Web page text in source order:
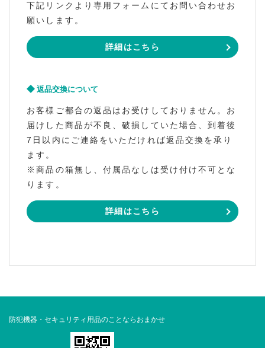
下記リンクより専用フォームにてお問い合わせお
願いします。
詳細はこちら
返品交換について
お客様ご都合の返品はお受けしておりません。お
届けした商品が不良、破損していた場合、到着後
7日以内にご連絡をいただければ返品交換を承り
ます。
※商品の箱無し、付属品なしは受け付け不可とな
ります。
詳細はこちら
防犯機器・セキュリティ用品のことならおまかせ